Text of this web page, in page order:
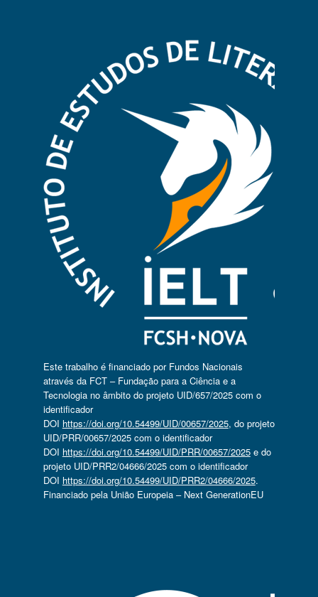
Este trabalho é financiado por Fundos Nacionais
através da FCT – Fundação para a Ciência e a
Tecnologia no âmbito do projeto UID/657/2025 com o
identificador
DOI https://doi.org/10.54499/UID/00657/2025, do projeto
UID/PRR/00657/2025 com o identificador
DOI https://doi.org/10.54499/UID/PRR/00657/2025e do
projeto UID/PRR2/04666/2025 com o identificador
DOI https://doi.org/10.54499/UID/PRR2/04666/2025.
Financiado pela União Europeia – Next GenerationEU